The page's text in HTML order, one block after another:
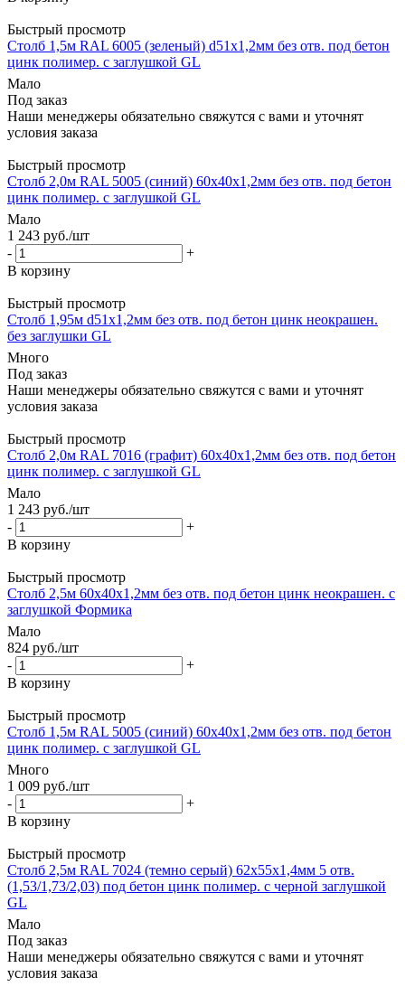
Быстрый просмотр
Столб 1,5м RAL 6005 (зеленый) d51х1,2мм без отв. под бетон
цинк полимер. с заглушкой GL
Мало
Под заказ
Наши менеджеры обязательно свяжутся с вами и уточнят
условия заказа
Быстрый просмотр
Столб 2,0м RAL 5005 (синий) 60х40х1,2мм без отв. под бетон
цинк полимер. с заглушкой GL
Мало
1 243 руб./шт
-
+
В корзину
Быстрый просмотр
Столб 1,95м d51х1,2мм без отв. под бетон цинк неокрашен.
без заглушки GL
Много
Под заказ
Наши менеджеры обязательно свяжутся с вами и уточнят
условия заказа
Быстрый просмотр
Столб 2,0м RAL 7016 (графит) 60х40х1,2мм без отв. под бетон
цинк полимер. с заглушкой GL
Мало
1 243 руб./шт
-
+
В корзину
Быстрый просмотр
Столб 2,5м 60х40х1,2мм без отв. под бетон цинк неокрашен. с
заглушкой Формика
Мало
824 руб./шт
-
+
В корзину
Быстрый просмотр
Столб 1,5м RAL 5005 (синий) 60х40х1,2мм без отв. под бетон
цинк полимер. с заглушкой GL
Много
1 009 руб./шт
-
+
В корзину
Быстрый просмотр
Столб 2,5м RAL 7024 (темно серый) 62х55х1,4мм 5 отв.
(1,53/1,73/2,03) под бетон цинк полимер. с черной заглушкой
GL
Мало
Под заказ
Наши менеджеры обязательно свяжутся с вами и уточнят
условия заказа